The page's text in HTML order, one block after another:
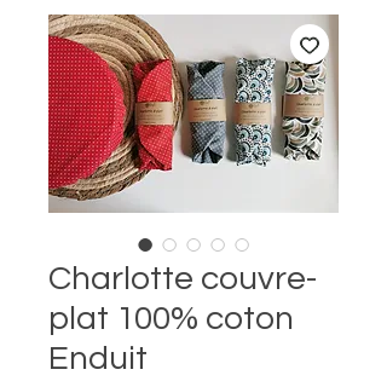
Charlotte couvre-
plat 100% coton
Enduit